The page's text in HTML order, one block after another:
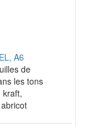
A6
de
les tons
kraft,